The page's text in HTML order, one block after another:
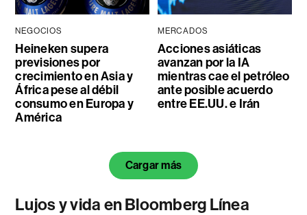
NEGOCIOS
Heineken supera
previsiones por
crecimiento en Asia y
África pese al débil
consumo en Europa y
América
MERCADOS
Acciones asiáticas
avanzan por la IA
mientras cae el petróleo
ante posible acuerdo
entre EE.UU. e Irán
Cargar más
Lujos y vida en Bloomberg Línea